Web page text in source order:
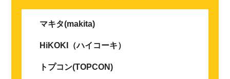
マキタ(makita)
HiKOKI（ハイコーキ）
トプコン(TOPCON)